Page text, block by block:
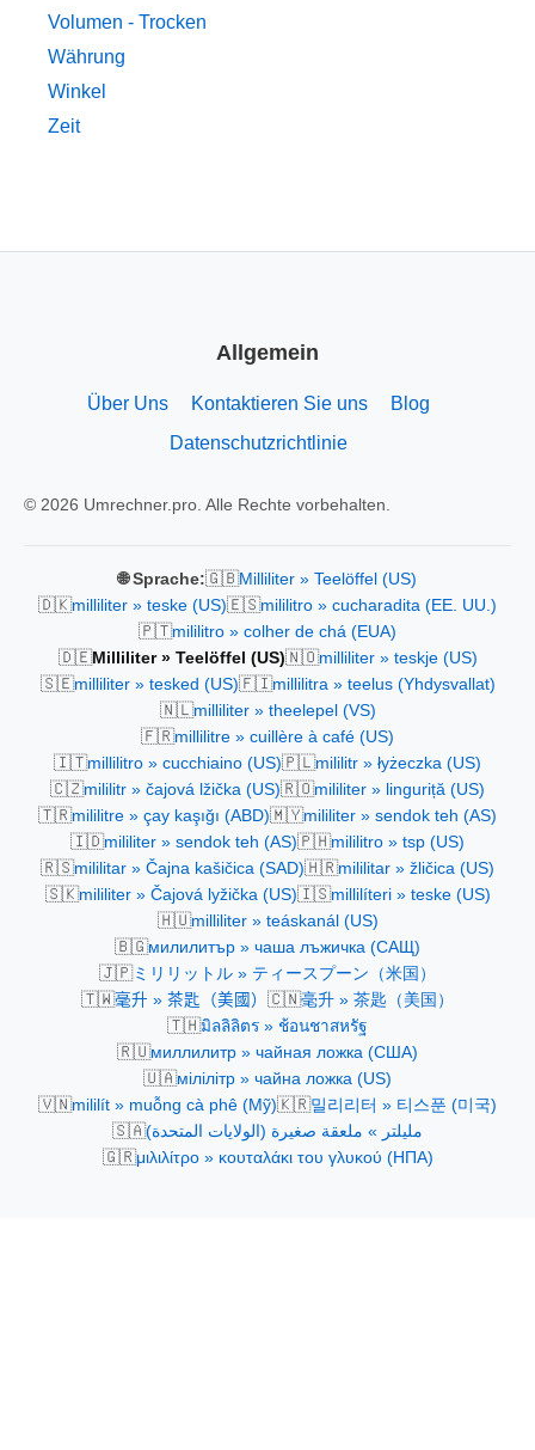
Volumen - Trocken
Währung
Winkel
Zeit
Allgemein
Über Uns Kontaktieren Sie uns
Blog
Datenschutzrichtlinie
© 2026 Umrechner.pro. Alle Rechte vorbehalten.
🌐 Sprache:🇬🇧Milliliter » Teelöffel (US)
🇩🇰milliliter » teske (US)🇪🇸mililitro » cucharadita (EE. UU.)
🇵🇹mililitro » colher de chá (EUA)
🇩🇪Milliliter » Teelöffel (US)🇳🇴milliliter » teskje (US)
🇸🇪milliliter » tesked (US)🇫🇮millilitra » teelus (Yhdysvallat)
🇳🇱milliliter » theelepel (VS)
🇫🇷millilitre » cuillère à café (US)
🇮🇹millilitro » cucchiaino (US)🇵🇱mililitr » łyżeczka (US)
🇨🇿mililitr » čajová lžička (US)🇷🇴mililiter » linguriță (US)
🇹🇷mililitre » çay kaşığı (ABD)🇲🇾mililiter » sendok teh (AS)
🇮🇩mililiter » sendok teh (AS)🇵🇭mililitro » tsp (US)
🇷🇸mililitar » Čajna kašičica (SAD)🇭🇷mililitar » žličica (US)
🇸🇰mililiter » Čajová lyžička (US)🇮🇸millilíteri » teske (US)
🇭🇺milliliter » teáskanál (US)
🇧🇬милилитър » чаша лъжичка (САЩ)
🇯🇵ミリリットル » ティースプーン（米国）
🇹🇼毫升 » 茶匙（美國） 🇨🇳毫升 » 茶匙（美国）
🇹🇭มิลลิลิตร » ช้อนชาสหรัฐ
🇷🇺миллилитр » чайная ложка (США)
🇺🇦мілілітр » чайна ложка (US)
🇻🇳mililít » muỗng cà phê (Mỹ)🇰🇷밀리리터 » 티스푼 (미국)
🇸🇦مليلتر » ملعقة صغيرة (الولايات المتحدة)
🇬🇷μιλιλίτρο » κουταλάκι του γλυκού (ΗΠΑ)